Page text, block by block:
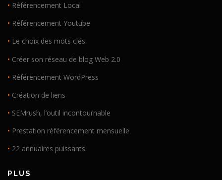
• Référencement Local
• Référencement Youtube
• Le choix des mots clés
• Créer son réseau de blog Web 2.0
• Référencement WordPress
• Création de liens
• SEMrush, l’outil incontournable
• Prestation référencement mensuelle
• 22 annuaires puissants
PLUS